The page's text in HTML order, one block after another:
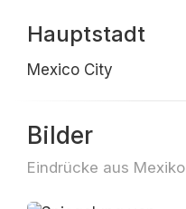
Hauptstadt
Mexico City
Bilder
Eindrücke aus Mexiko